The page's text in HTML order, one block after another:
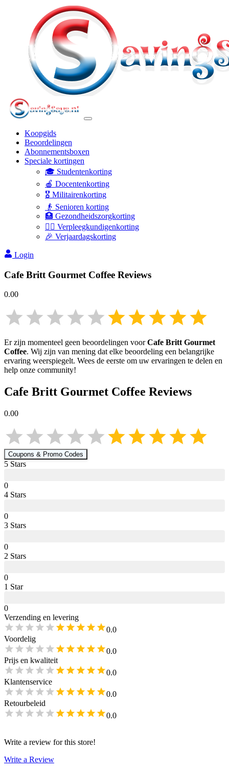
Koopgids
Beoordelingen
Abonnementsboxen
Speciale kortingen
🎓 Studentenkorting
🍎 Docentenkorting
🎖️ Militairenkorting
👴 Senioren korting
🏥 Gezondheidszorgkorting
👩‍⚕️ Verpleegkundigenkorting
🎉 Verjaardagskorting
Login
Cafe Britt Gourmet Coffee Reviews
0.00
Er zijn momenteel geen beoordelingen voorCafe Britt Gourmet
Coffee. Wij zijn van mening dat elke beoordeling een belangrijke
ervaring weerspiegelt. Wees de eerste om uw ervaringen te delen en
help onze community!
Cafe Britt Gourmet Coffee Reviews
0.00
Coupons & Promo Codes
5 Stars
0
4 Stars
0
3 Stars
0
2 Stars
0
1 Star
0
Verzending en levering
0.0
Voordelig
0.0
Prijs en kwaliteit
0.0
Klantenservice
0.0
Retourbeleid
0.0
Write a review for this store!
Write a Review